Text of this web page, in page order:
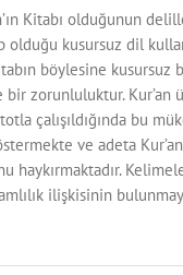
Kitabı olduğunun
kusursuz dil
böylesine kusursuz
bir zorunluluktur. Kur’an
çalışıldığında bu
ve adeta
haykırmaktadır.
ilişkisinin